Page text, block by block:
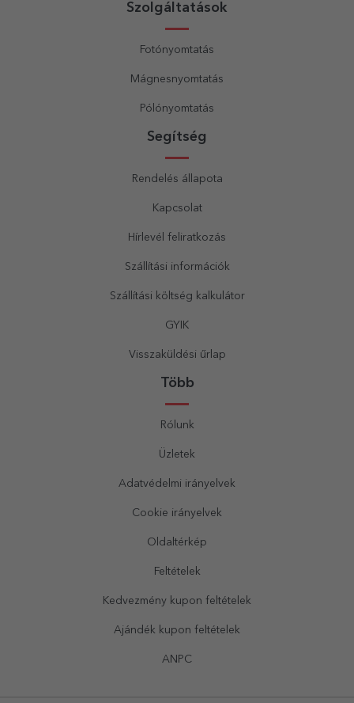
Szolgáltatások
Fotónyomtatás
Mágnesnyomtatás
Pólónyomtatás
Segítség
Rendelés állapota
Kapcsolat
Hírlevél feliratkozás
Szállítási információk
Szállítási költség kalkulátor
GYIK
Visszaküldési űrlap
Több
Rólunk
Üzletek
Adatvédelmi irányelvek
Cookie irányelvek
Oldaltérkép
Feltételek
Kedvezmény kupon feltételek
Ajándék kupon feltételek
ANPC